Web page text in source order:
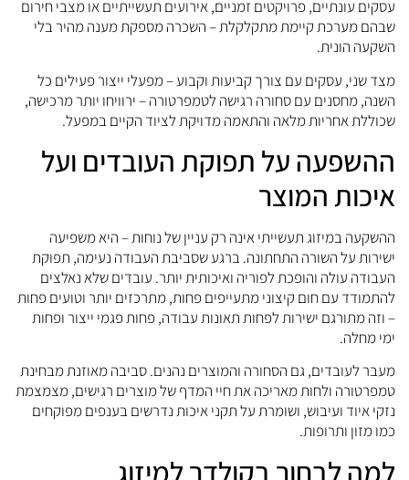
עסקים עונתיים, פרויקטים זמניים, אירועים תעשייתיים או מצבי חירום
שבהם מערכת קיימת מתקלקלת – השכרה מספקת מענה מהיר בלי
השקעה הונית.
מצד שני, עסקים עם צורך קביעות וקבוע – מפעלי ייצור פעילים כל
השנה, מחסנים עם סחורה רגישה לטמפרטורה – ירוויחו יותר מרכישה,
שכוללת אחריות מלאה והתאמה מדויקת לציוד הקיים במפעל.
ההשפעה על תפוקת העובדים ועל
איכות המוצר
ההשקעה במיזוג תעשייתי אינה רק עניין של נוחות – היא משפיעה
ישירות על השורה התחתונה. ברגע שסביבת העבודה נעימה, תפוקת
העבודה עולה והופכת לפוריה ואיכותית יותר. עובדים שלא נאלצים
להתמודד עם חום קיצוני מתעייפים פחות, מתרכזים יותר וטועים פחות
– וזה מתורגם ישירות לפחות תאונות עבודה, פחות פגמי ייצור ופחות
ימי מחלה.
מעבר לעובדים, גם הסחורה והמוצרים נהנים. סביבה מאוזנת מבחינת
טמפרטורה ולחות מאריכה את חיי המדף של מוצרים רגישים, מצמצמת
נזקי איוד ועיבוש, ושומרת על תקני איכות נדרשים בענפים מפוקחים
כמו מזון ותרופות.
למה לבחור בקולדר למיזוג